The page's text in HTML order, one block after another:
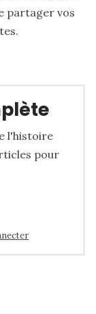
partager vos
l'histoire
pour